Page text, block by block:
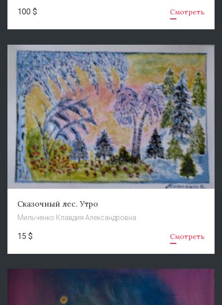
100 $ Смотреть
Сказочный лес. Утро
Мильченко Клавдия Александровна
15 $ Смотреть